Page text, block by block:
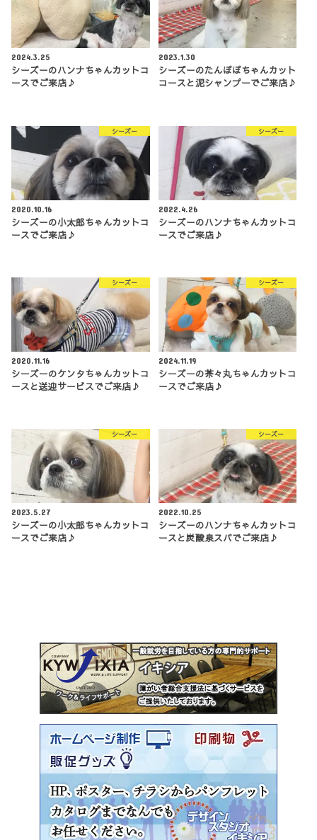
2024.3.25
シーズーのハンナちゃんカットコ
ースでご来店♪
2023.1.30
シーズーのたんぽぽちゃんカット
コースと泥シャンプーでご来店♪
シーズー
2020.10.16
シーズーの小太郎ちゃんカットコ
ースでご来店♪
シーズー
2022.4.26
シーズーのハンナちゃんカットコ
ースでご来店♪
シーズー
2020.11.16
シーズーのケンタちゃんカットコ
ースと送迎サービスでご来店♪
シーズー
2024.11.19
シーズーの茶々丸ちゃんカットコ
ースでご来店♪
シーズー
2023.5.27
シーズーの小太郎ちゃんカットコ
ースでご来店♪
シーズー
2022.10.25
シーズーのハンナちゃんカットコ
ースと炭酸泉スパでご来店♪